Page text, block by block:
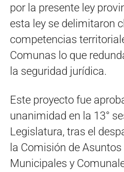
por la presente ley
esta ley se delimitaron
competencias
Comunas lo que
la seguridad jurídica.
Este proyecto fue
unanimidad en la 13°
Legislatura, tras el
la Comisión de
Municipales y